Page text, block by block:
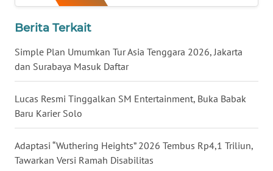
Berita Terkait
Simple Plan Umumkan Tur Asia Tenggara 2026, Jakarta
dan Surabaya Masuk Daftar
Lucas Resmi Tinggalkan SM Entertainment, Buka Babak
Baru Karier Solo
Adaptasi “Wuthering Heights” 2026 Tembus Rp4,1 Triliun,
Tawarkan Versi Ramah Disabilitas
WN
MALUKU
WN
MALUT
WN
WN